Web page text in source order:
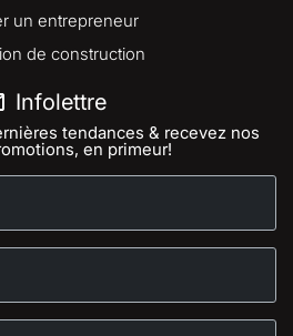
un entrepreneur
de construction
Infolettre
tendances & recevez nos
en primeur!